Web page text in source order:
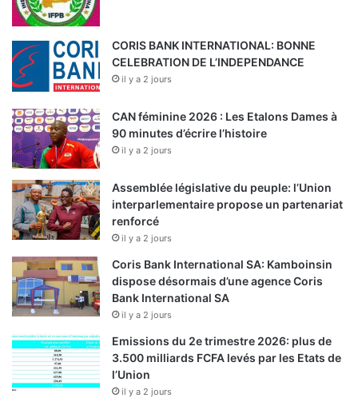
CORIS BANK INTERNATIONAL: BONNE
CELEBRATION DE L’INDEPENDANCE
il y a 2 jours
CAN féminine 2026 : Les Etalons Dames à
90 minutes d’écrire l’histoire
il y a 2 jours
Assemblée législative du peuple: l’Union
interparlementaire propose un partenariat
renforcé
il y a 2 jours
Coris Bank International SA: Kamboinsin
dispose désormais d’une agence Coris
Bank International SA
il y a 2 jours
Emissions du 2e trimestre 2026: plus de
3.500 milliards FCFA levés par les Etats de
l’Union
il y a 2 jours